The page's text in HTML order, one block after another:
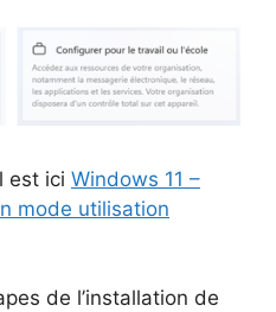
est ici Windows 11 –
mode utilisation
de l’installation de